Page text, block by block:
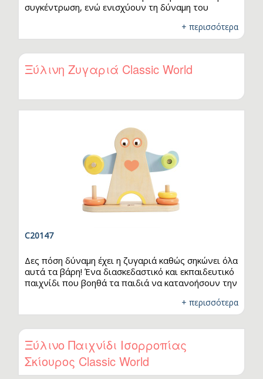
συγκέντρωση, ενώ ενισχύουν τη δύναμη του
εμπλουτίζουν το παιχνίδι και προσφέρουν
επιπλέον προκλήσεις. Κατά τη διάρκεια του
παιχνιδιού, τα παιδιά εξασκούνται στην
αναγνώριση χρωμάτων και σχημάτων, ενώ
παράλληλα ενισχύουν τις λεπτές κινητικές τους
τρόπο.
+ περισσότερα
Ξύλινη Ζυγαριά Classic World
C20147
Δες πόση δύναμη έχει η ζυγαριά καθώς σηκώνει όλα
αυτά τα βάρη! Ένα διασκεδαστικό και εκπαιδευτικό
παιχνίδι που βοηθά τα παιδιά να κατανοήσουν την
διαφορετικών βαρών. Τα παιδιά μπορούν να
αλλάζουν τα βάρη στα χέρια της φιγούρας και να
παρατηρούν πώς επηρεάζεται η ισορροπία,
αναπτύσσοντας έτσι μαθηματική σκέψη και
δεξιότητες παρατήρησης.
+ περισσότερα
Ξύλινο Παιχνίδι Ισορροπίας
Σκίουρος Classic World